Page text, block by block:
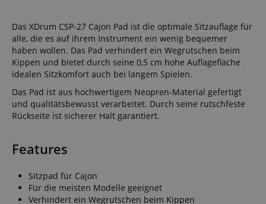
Das XDrum CSP-27 Cajon Pad ist die optimale Sitzauflage für
alle, die es auf ihrem Instrument ein wenig bequemer
haben wollen. Das Pad verhindert ein Wegrutschen beim
Kippen und bietet durch seine 0,5 cm hohe Auflagefläche
idealen Sitzkomfort auch bei langem Spielen.
Das Pad ist aus hochwertigem Neopren-Material gefertigt
und qualitätsbewusst verarbeitet. Durch seine rutschfeste
Rückseite ist sicherer Halt garantiert.
Features
Sitzpad für Cajon
Für die meisten Modelle geeignet
Verhindert ein Wegrutschen beim Kippen